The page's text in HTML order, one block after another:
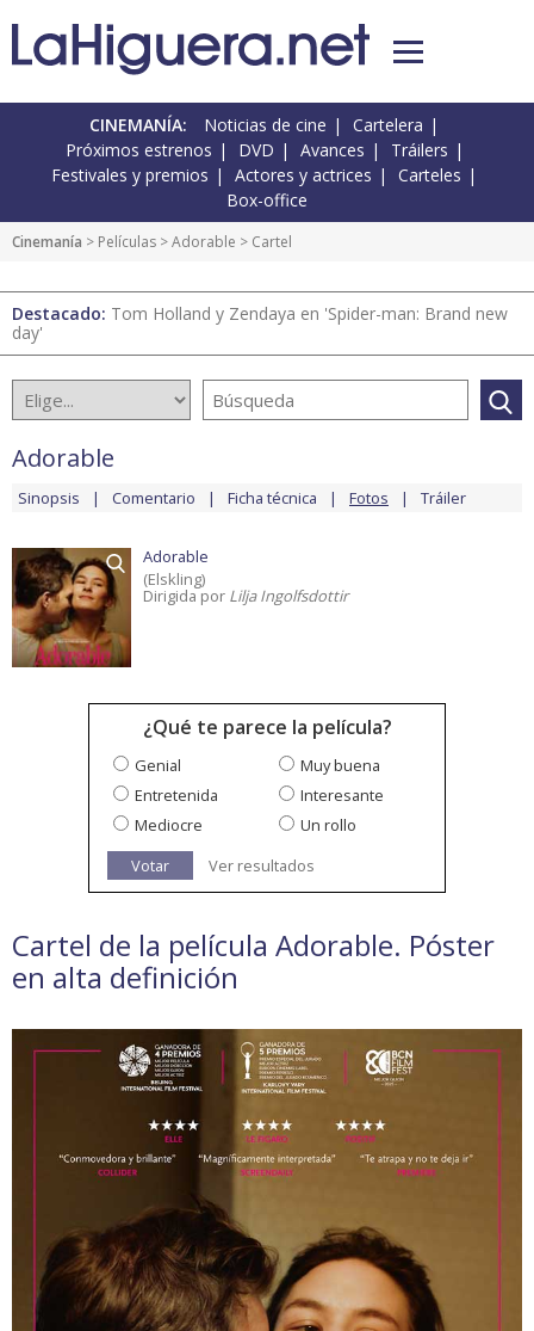
CINEMANÍA: Noticias de cine
Cartelera
Próximos estrenos
DVD Avances
Tráilers
Festivales y premios
Actores y actrices
Carteles
Box-office
Cinemanía > Películas >Adorable > Cartel
Destacado: Tom Holland y Zendaya en 'Spider-man: Brand new
day'
Adorable
Sinopsis Comentario Ficha técnica Fotos Tráiler
Adorable
(Elskling)
Dirigida por Lilja Ingolfsdottir
¿Qué te parece la película?
Genial
Muy buena
Entretenida
Interesante
Mediocre
Un rollo
Votar
Ver resultados
Cartel de la película Adorable. Póster
en alta definición